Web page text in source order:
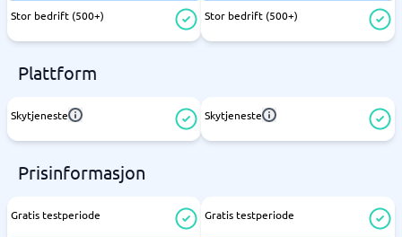
Stor bedrift (500+) Stor bedrift (500+)
Plattform
Skytjeneste Skytjeneste
Prisinformasjon
Gratis testperiode Gratis testperiode